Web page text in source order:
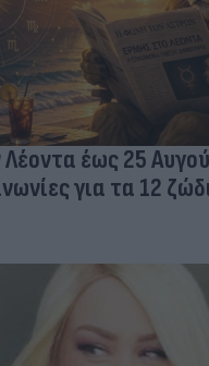
έως 25
για τα 12